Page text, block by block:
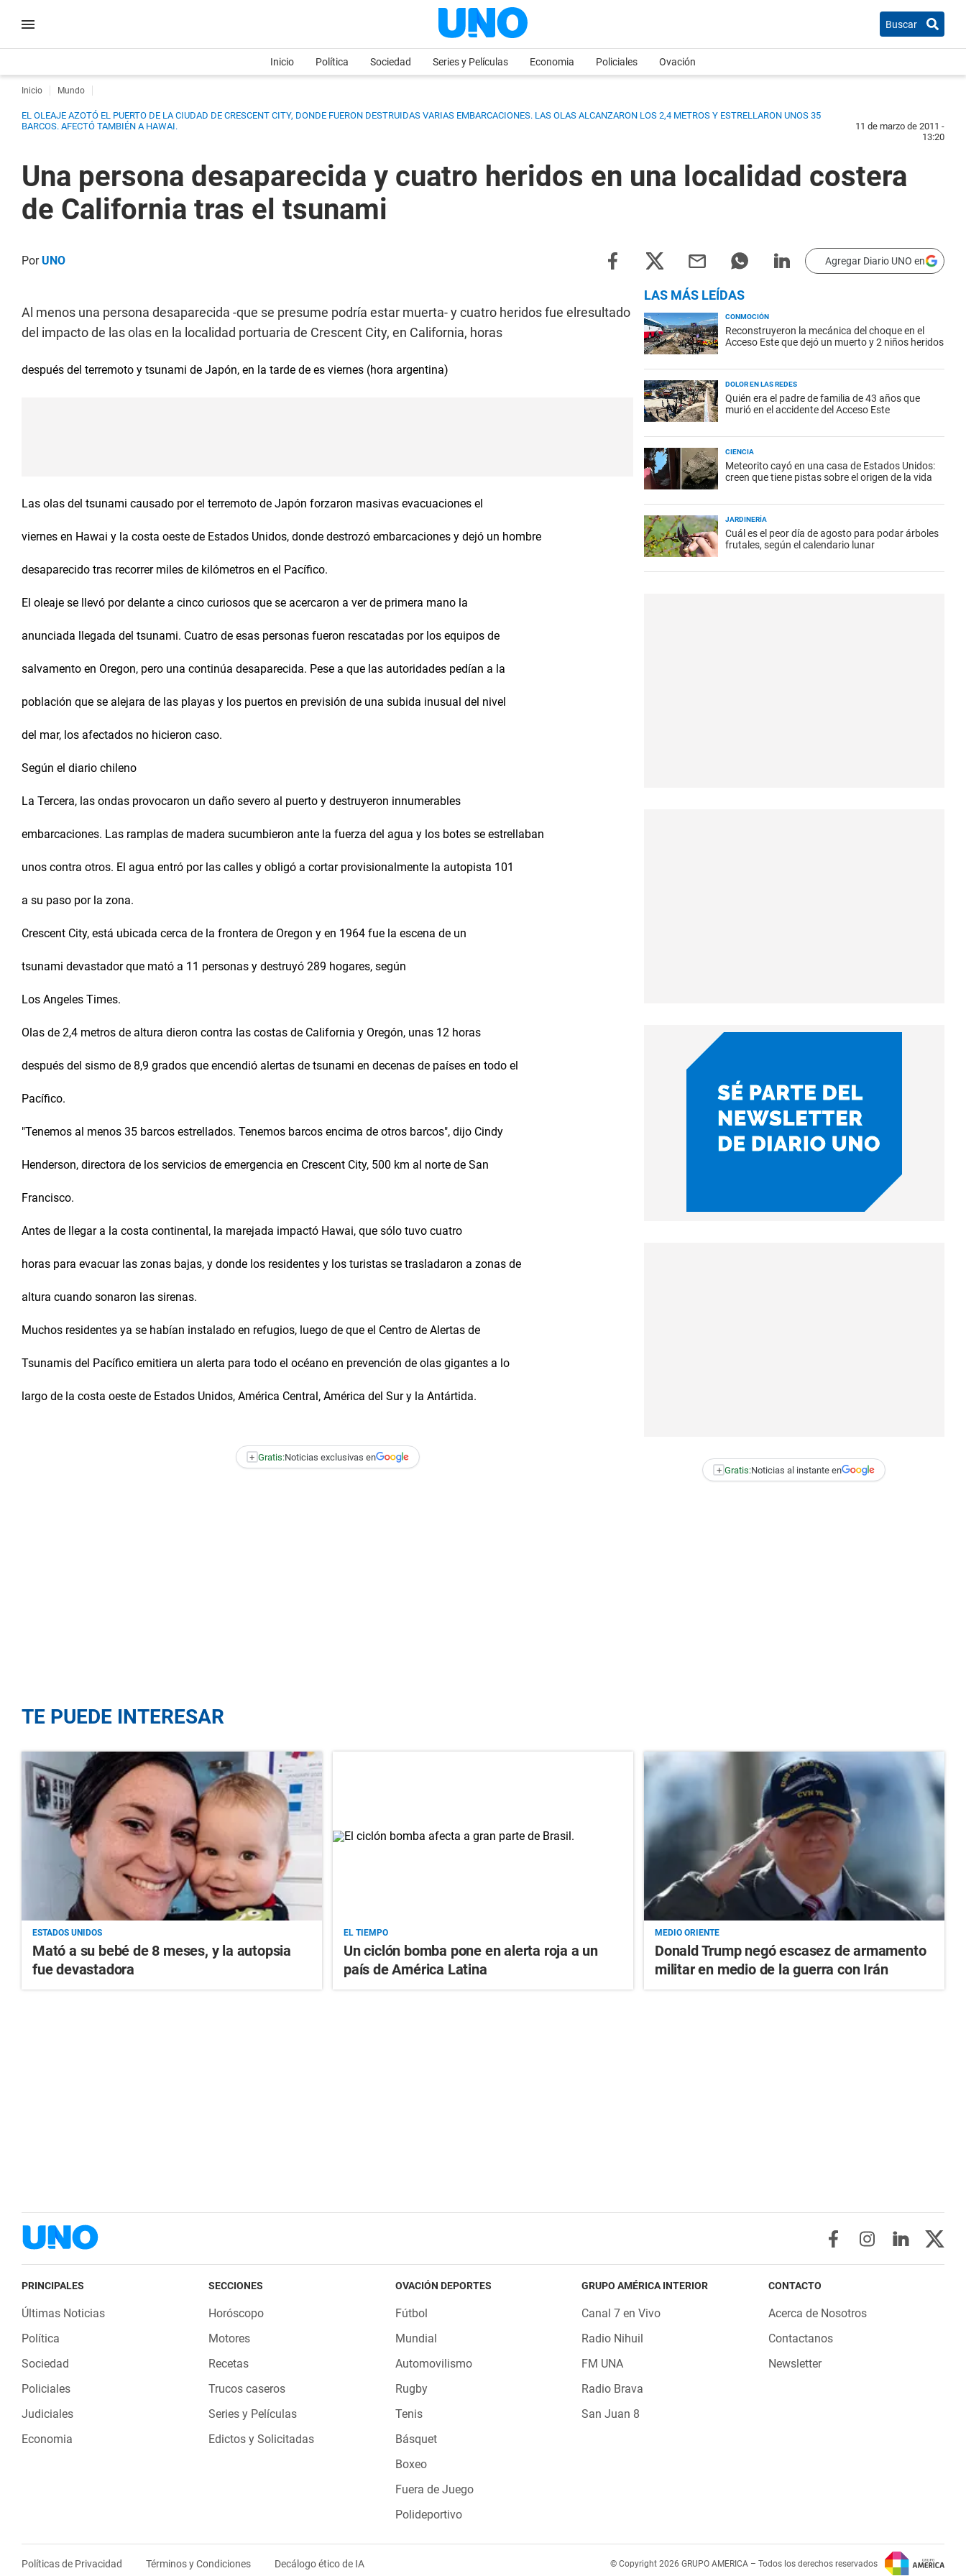
Buscar
Inicio Política Sociedad Series y Películas Economia Policiales Ovación
Inicio Mundo
EL OLEAJE AZOTÓ EL PUERTO DE LA CIUDAD DE CRESCENT CITY, DONDE FUERON DESTRUIDAS VARIAS EMBARCACIONES. LAS OLAS ALCANZARON LOS 2,4 METROS Y ESTRELLARON UNOS 35
BARCOS. AFECTÓ TAMBIÉN A HAWAI.
11 de marzo de 2011 -
13:20
Una persona desaparecida y cuatro heridos en una localidad costera
de California tras el tsunami
PorUNO Agregar Diario UNO en
Al menos una persona desaparecida -que se presume podría estar muerta- y cuatro heridos fue elresultado
del impacto de las olas en la localidad portuaria de Crescent City, en California, horas
después del terremoto y tsunami de Japón, en la tarde de es viernes (hora argentina)
Las olas del tsunami causado por el terremoto de Japón forzaron masivas evacuaciones el
viernes en Hawai y la costa oeste de Estados Unidos, donde destrozó embarcaciones y dejó un hombre
desaparecido tras recorrer miles de kilómetros en el Pacífico.
El oleaje se llevó por delante a cinco curiosos que se acercaron a ver de primera mano la
anunciada llegada del tsunami. Cuatro de esas personas fueron rescatadas por los equipos de
salvamento en Oregon, pero una continúa desaparecida. Pese a que las autoridades pedían a la
población que se alejara de las playas y los puertos en previsión de una subida inusual del nivel
del mar, los afectados no hicieron caso.
Según el diario chileno
La Tercera, las ondas provocaron un daño severo al puerto y destruyeron innumerables
embarcaciones. Las ramplas de madera sucumbieron ante la fuerza del agua y los botes se estrellaban
unos contra otros. El agua entró por las calles y obligó a cortar provisionalmente la autopista 101
a su paso por la zona.
Crescent City, está ubicada cerca de la frontera de Oregon y en 1964 fue la escena de un
tsunami devastador que mató a 11 personas y destruyó 289 hogares, según
Los Angeles Times.
Olas de 2,4 metros de altura dieron contra las costas de California y Oregón, unas 12 horas
después del sismo de 8,9 grados que encendió alertas de tsunami en decenas de países en todo el
Pacífico.
"Tenemos al menos 35 barcos estrellados. Tenemos barcos encima de otros barcos", dijo Cindy
Henderson, directora de los servicios de emergencia en Crescent City, 500 km al norte de San
Francisco.
Antes de llegar a la costa continental, la marejada impactó Hawai, que sólo tuvo cuatro
horas para evacuar las zonas bajas, y donde los residentes y los turistas se trasladaron a zonas de
altura cuando sonaron las sirenas.
Muchos residentes ya se habían instalado en refugios, luego de que el Centro de Alertas de
Tsunamis del Pacífico emitiera un alerta para todo el océano en prevención de olas gigantes a lo
largo de la costa oeste de Estados Unidos, América Central, América del Sur y la Antártida.
+ Gratis:Noticias exclusivas en
LAS MÁS LEÍDAS
CONMOCIÓN
Reconstruyeron la mecánica del choque en el
Acceso Este que dejó un muerto y 2 niños heridos
DOLOR EN LAS REDES
Quién era el padre de familia de 43 años que
murió en el accidente del Acceso Este
CIENCIA
Meteorito cayó en una casa de Estados Unidos:
creen que tiene pistas sobre el origen de la vida
JARDINERÍA
Cuál es el peor día de agosto para podar árboles
frutales, según el calendario lunar
+ Gratis:Noticias al instante en
TE PUEDE INTERESAR
ESTADOS UNIDOS
Mató a su bebé de 8 meses, y la autopsia
fue devastadora
EL TIEMPO
Un ciclón bomba pone en alerta roja a un
país de América Latina
MEDIO ORIENTE
Donald Trump negó escasez de armamento
militar en medio de la guerra con Irán
PRINCIPALES
Últimas Noticias
Política
Sociedad
Policiales
Judiciales
Economia
SECCIONES
Horóscopo
Motores
Recetas
Trucos caseros
Series y Películas
Edictos y Solicitadas
OVACIÓN DEPORTES
Fútbol
Mundial
Automovilismo
Rugby
Tenis
Básquet
Boxeo
Fuera de Juego
Polideportivo
GRUPO AMÉRICA INTERIOR
Canal 7 en Vivo
Radio Nihuil
FM UNA
Radio Brava
San Juan 8
CONTACTO
Acerca de Nosotros
Contactanos
Newsletter
Políticas de Privacidad Términos y Condiciones Decálogo ético de IA © Copyright 2026 GRUPO AMERICA – Todos los derechos reservados